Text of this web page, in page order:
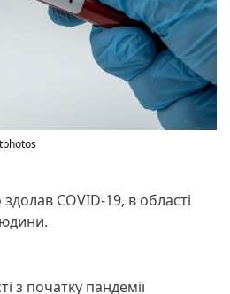
здолав COVID-19, в області
з початку пандемії